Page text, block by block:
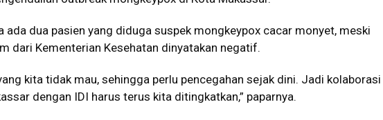
ada dua pasien yang diduga suspek mongkeypox cacar monyet, meski
dari Kementerian Kesehatan dinyatakan negatif.
kita tidak mau, sehingga perlu pencegahan sejak dini. Jadi kolaborasi
dengan IDI harus terus kita ditingkatkan,” paparnya.